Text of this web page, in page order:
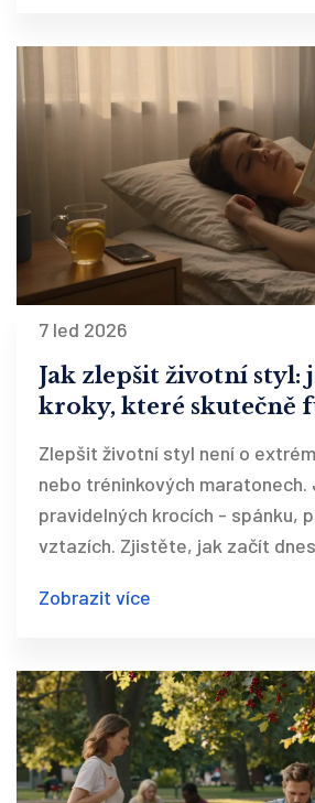
7 led 2026
Jak zlepšit životní styl:
kroky, které skutečně
Zlepšit životní styl není o
nebo tréninkových
pravidelných krocích - spánku,
vztazích. Zjistěte, jak začít
Zobrazit více